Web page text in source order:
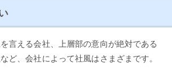
言える会社、上層部の意向が絶対である
ど、会社によって社風はさまざまです。